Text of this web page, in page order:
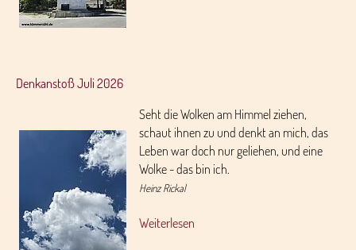
Denkanstoß Juli 2026
Seht die Wolken am Himmel ziehen,
schaut ihnen zu und denkt an mich, das
Leben war doch nur geliehen, und eine
Wolke - das bin ich.
Heinz Rickal
Weiterlesen